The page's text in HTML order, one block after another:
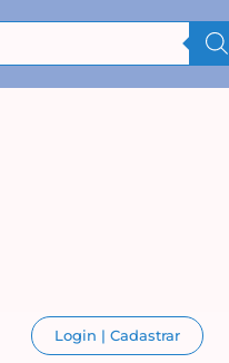
Login | Cadastrar